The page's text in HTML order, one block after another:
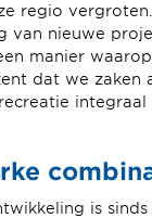
regio
van nieuwe
manier
dat we zaken
integraal
is